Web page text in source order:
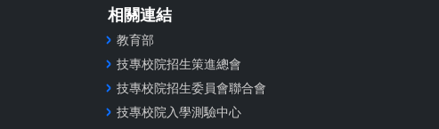
相關連結
教育部
技專校院招生策進總會
技專校院招生委員會聯合會
技專校院入學測驗中心